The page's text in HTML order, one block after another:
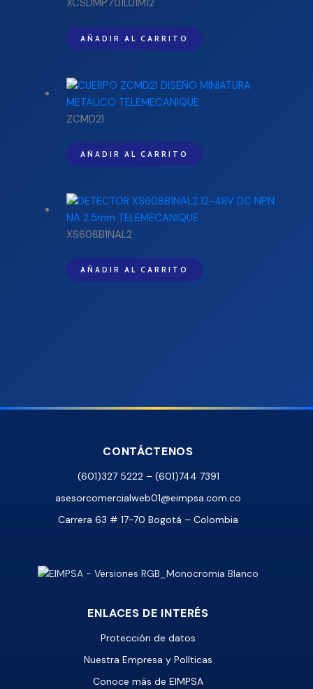
XCSDMP701L01M12
AÑADIR AL CARRITO
ZCMD21
AÑADIR AL CARRITO
XS608B1NAL2
AÑADIR AL CARRITO
CONTÁCTENOS
(601)327 5222 – (601)744 7391
asesorcomercialweb01@eimpsa.com.co
Carrera 63 # 17-70 Bogotá – Colombia
ENLACES DE INTERÉS
Protección de datos
Nuestra Empresa y Políticas
Conoce más de EIMPSA